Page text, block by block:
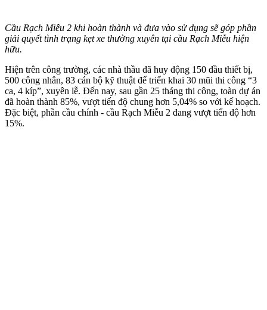
Cầu Rạch Miễu 2 khi hoàn thành và đưa vào sử dụng sẽ góp phần
giải quyết tình trạng kẹt xe thường xuyên tại cầu Rạch Miễu hiện
hữu.
Hiện trên công trường, các nhà thầu đã huy động 150 đầu thiết bị,
500 công nhân, 83 cán bộ kỹ thuật để triển khai 30 mũi thi công “3
ca, 4 kíp”, xuyên lễ. Đến nay, sau gần 25 tháng thi công, toàn dự án
đã hoàn thành 85%, vượt tiến độ chung hơn 5,04% so với kế hoạch.
Đặc biệt, phần cầu chính - cầu Rạch Miễu 2 đang vượt tiến độ hơn
15%.